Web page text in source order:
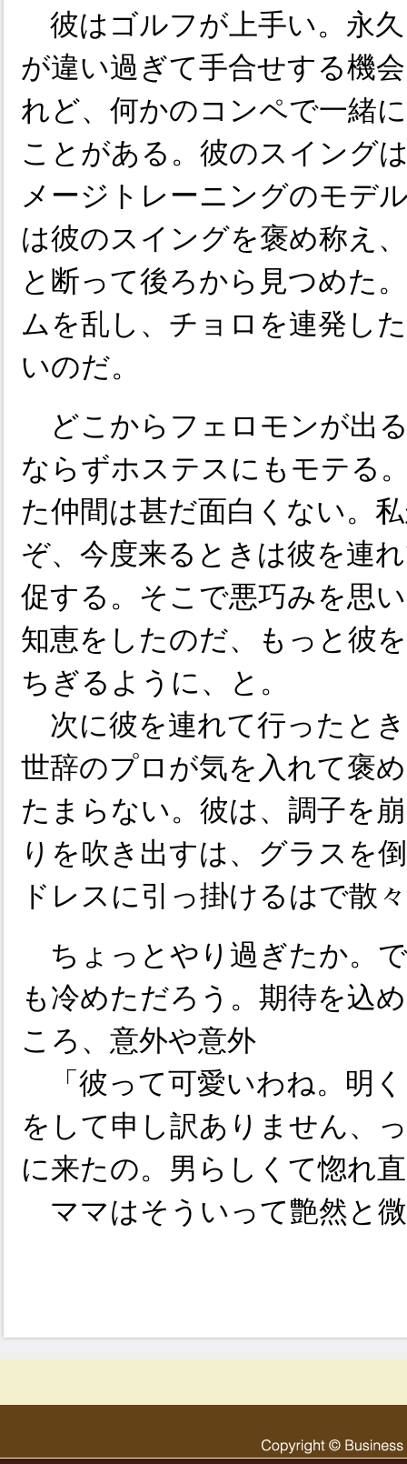
彼はゴルフが上手い。永
が違い過ぎて手合せする機
れど、何かのコンペで一緒
ことがある。彼のスイング
メージトレーニングのモデ
は彼のスイングを褒め称え
と断って後ろから見つめた
ムを乱し、チョロを連発し
いのだ。
どこからフェロモンが出
ならずホステスにもモテる
た仲間は甚だ面白くない。
ぞ、今度来るときは彼を連
促する。そこで悪巧みを思
知恵をしたのだ、もっと彼
ちぎるように、と。
次に彼を連れて行ったと
世辞のプロが気を入れて褒
たまらない。彼は、調子を
りを吹き出すは、グラスを
ドレスに引っ掛けるはで散
ちょっとやり過ぎたか。
も冷めただろう。期待を込
ころ、意外や意外
「彼って可愛いわね。明
をして申し訳ありません、
に来たの。男らしくて惚れ
ママはそういって艶然と